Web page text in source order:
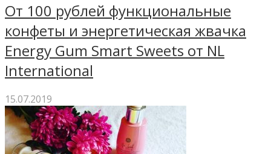
От 100 рублей функциональные
конфеты и энергетическая жвачка
Energy Gum Smart Sweets от NL
International
15.07.2019